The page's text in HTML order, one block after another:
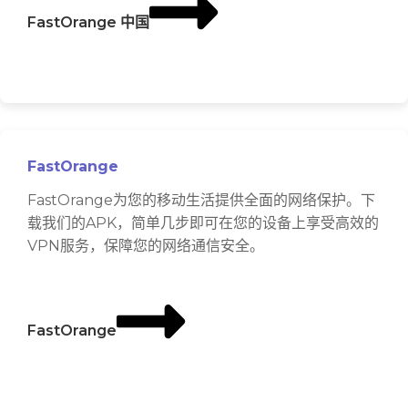
FastOrange 中国
FastOrange
FastOrange为您的移动生活提供全面的网络保护。下
载我们的APK，简单几步即可在您的设备上享受高效的
VPN服务，保障您的网络通信安全。
FastOrange